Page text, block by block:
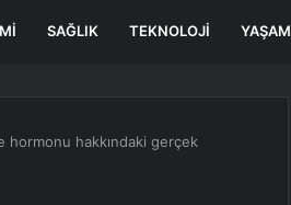
SAĞLIK TEKNOLOJI YAŞAM
hormonu hakkındaki gerçek